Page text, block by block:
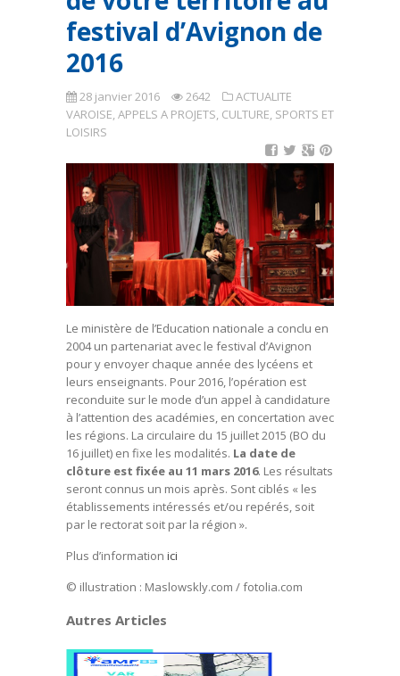
festival d’Avignon de
2016
28 janvier 2016 2642
ACTUALITE
VAROISE,APPELS A PROJETS, CULTURE, SPORTS ET
LOISIRS
Le ministère de l’Education nationale a conclu en
2004 un partenariat avec le festival d’Avignon
pour y envoyer chaque année des lycéens et
leurs enseignants. Pour 2016, l’opération est
reconduite sur le mode d’un appel à candidature
à l’attention des académies, en concertation avec
les régions. La circulaire du 15 juillet 2015 (BO du
16 juillet) en fixe les modalités. La date de
clôture est fixée au 11 mars 2016. Les résultats
seront connus un mois après. Sont ciblés « les
établissements intéressés et/ou repérés, soit
par le rectorat soit par la région ».
Plus d’information ici
© illustration : Maslowskly.com / fotolia.com
Autres Articles